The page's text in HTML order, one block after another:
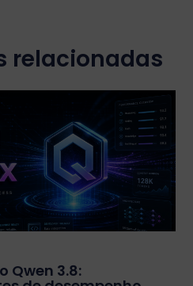
relacionadas
Qwen 3.8: